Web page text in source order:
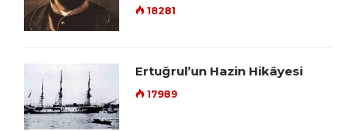
18281
Ertuğrul’un Hazin Hikâyesi
17989